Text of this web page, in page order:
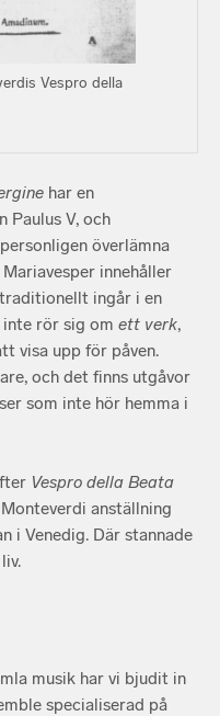
Vespro della
har en
Paulus V, och
överlämna
innehåller
ingår i en
inte rör sig om ett verk,
visa upp för påven.
och det finns utgåvor
som inte hör hemma i
Vespro della Beata
anställning
i Venedig. Där stannade
musik har vi bjudit in
specialiserad på